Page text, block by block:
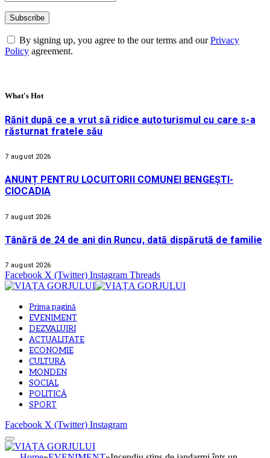
By signing up, you agree to the our terms and ourPrivacy
Policy agreement.
What's Hot
Rănit după ce a vrut să ridice autoturismul cu care s-a
răsturnat fratele său
7 august 2026
ANUNȚ PENTRU LOCUITORII COMUNEI BENGEȘTI-
CIOCADIA
7 august 2026
Tânără de 24 de ani din Runcu, dată dispărută de familie
7 august 2026
Facebook X (Twitter) Instagram Threads
Prima pagină
EVENIMENT
DEZVALUIRI
ACTUALITATE
ECONOMIE
CULTURA
MONDEN
SOCIAL
POLITICĂ
SPORT
Facebook X (Twitter) Instagram